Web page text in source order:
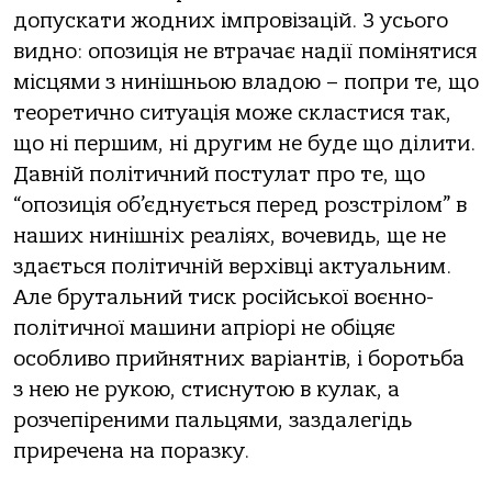
допускати жодних імпровізацій. З усього
видно: опозиція не втрачає надії помінятися
місцями з нинішньою владою – попри те, що
теоретично ситуація може скластися так,
що ні першим, ні другим не буде що ділити.
Давній політичний постулат про те, що
“опозиція об’єднується перед розстрілом” в
наших нинішніх реаліях, вочевидь, ще не
здається політичній верхівці актуальним.
Але брутальний тиск російської воєнно-
політичної машини апріорі не обіцяє
особливо прийнятних варіантів, і боротьба
з нею не рукою, стиснутою в кулак, а
розчепіреними пальцями, заздалегідь
приречена на поразку.